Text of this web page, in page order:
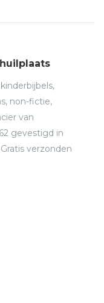
non-fictie,
van
gevestigd in
verzonden